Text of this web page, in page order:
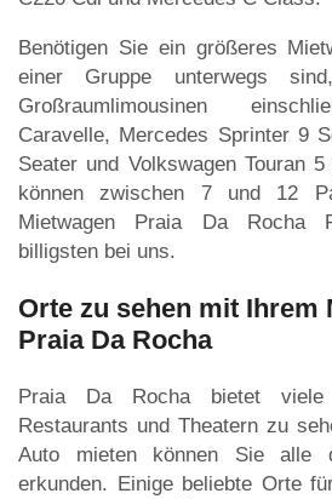
Benötigen Sie ein größeres
einer Gruppe unterwegs
Großraumlimousinen
Caravelle, Mercedes Sprinter 9
Seater und Volkswagen Touran
können zwischen 7 und 12
Mietwagen Praia Da Rocha
billigsten bei uns.
Orte zu sehen mit Ihrem
Praia Da Rocha
Praia Da Rocha bietet viele
Restaurants und Theatern zu
Auto mieten können Sie alle
erkunden. Einige beliebte Orte